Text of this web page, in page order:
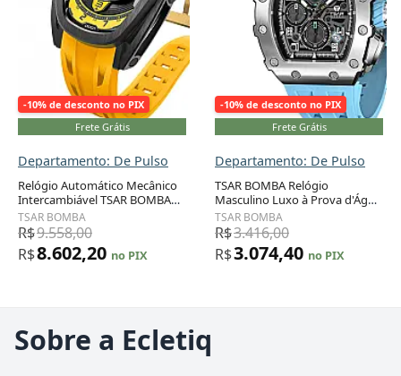
-10% de desconto no PIX
Frete Grátis
Departamento: De Pulso
Relógio Automático Mecânico
Intercambiável TSAR BOMBA
Quadrado Movimento Japonês
Impermeável 100m Design
Único Analogico Chivalry
TSAR BOMBA
R$9.558,00
R$8.602,20 no PIX
-10% de desconto no PIX
Frete Grátis
Departamento: De Pulso
TSAR BOMBA Relógio
Masculino Luxo à Prova d'Água
50m com Movimento Quartzo
Japonês e Pulseira de Silicone
TSAR BOMBA
R$3.416,00
R$3.074,40 no PIX
Sobre a Ecletiq